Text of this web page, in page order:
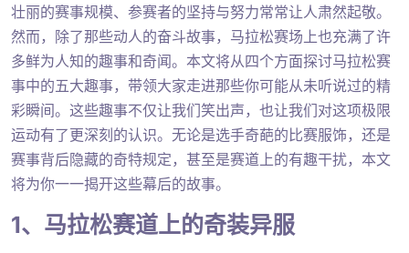
壮丽的赛事规模、参赛者的坚持与努力常常让人肃然起敬。
然而，除了那些动人的奋斗故事，马拉松赛场上也充满了许
多鲜为人知的趣事和奇闻。本文将从四个方面探讨马拉松赛
事中的五大趣事，带领大家走进那些你可能从未听说过的精
彩瞬间。这些趣事不仅让我们笑出声，也让我们对这项极限
运动有了更深刻的认识。无论是选手奇葩的比赛服饰，还是
赛事背后隐藏的奇特规定，甚至是赛道上的有趣干扰，本文
将为你一一揭开这些幕后的故事。
1、马拉松赛道上的奇装异服